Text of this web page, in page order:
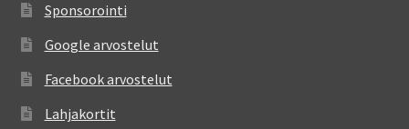
Sponsorointi
Google arvostelut
Facebook arvostelut
Lahjakortit